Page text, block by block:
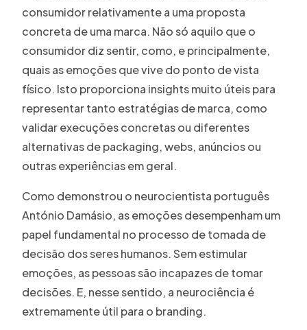
consumidor relativamente a uma proposta
concreta de uma marca. Não só aquilo que o
consumidor diz sentir, como, e principalmente,
quais as emoções que vive do ponto de vista
físico. Isto proporciona insights muito úteis para
representar tanto estratégias de marca, como
validar execuções concretas ou diferentes
alternativas de packaging, webs, anúncios ou
outras experiências em geral.
Como demonstrou o neurocientista português
António Damásio, as emoções desempenham um
papel fundamental no processo de tomada de
decisão dos seres humanos. Sem estimular
emoções, as pessoas são incapazes de tomar
decisões. E, nesse sentido, a neurociência é
extremamente útil para o branding.